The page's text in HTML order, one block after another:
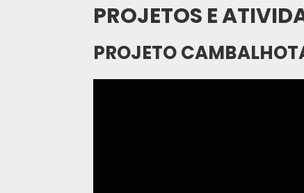
PROJETOS E
PROJETO